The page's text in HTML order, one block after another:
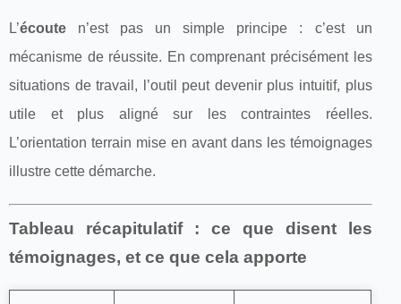
L’écoute n’est pas un simple principe : c’est un
mécanisme de réussite. En comprenant précisément les
situations de travail, l’outil peut devenir plus intuitif, plus
utile et plus aligné sur les contraintes réelles.
L’orientation terrain mise en avant dans les témoignages
illustre cette démarche.
Tableau récapitulatif : ce que disent les
témoignages, et ce que cela apporte